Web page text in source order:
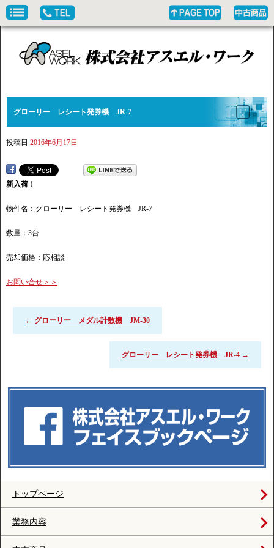
グローリー レシート発券機 JR-7
投稿日 2016年6月17日
新入荷！
物件名：グローリー レシート発券機 JR-7
数量：3台
売却価格：応相談
お問い合せ＞＞
← グローリー メダル計数機 JM-30
グローリー レシート発券機 JR-4 →
トップページ
業務内容